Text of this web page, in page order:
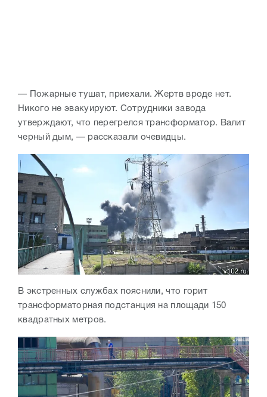
— Пожарные тушат, приехали. Жертв вроде нет.
Никого не эвакуируют. Сотрудники завода
утверждают, что перегрелся трансформатор. Валит
черный дым, — рассказали очевидцы.
В экстренных службах пояснили, что горит
трансформаторная подстанция на площади 150
квадратных метров.